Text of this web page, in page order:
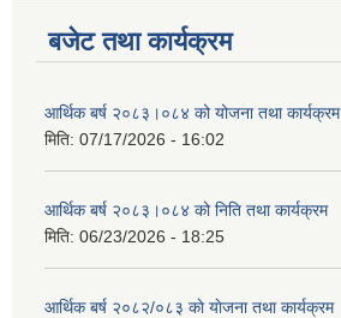
बजेट तथा कार्यक्रम
आर्थिक बर्ष २०८३।०८४ को योजना तथा कार्यक्रम
मिति: 07/17/2026 - 16:02
आर्थिक बर्ष २०८३।०८४ को निति तथा कार्यक्रम
मिति: 06/23/2026 - 18:25
आर्थिक बर्ष २०८२/०८३ काे याेजना तथा कार्यक्रम